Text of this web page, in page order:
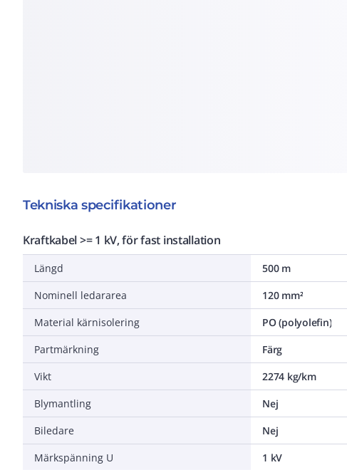
Tekniska specifikationer
Kraftkabel >= 1 kV, för fast installation
Längd
500 m
Nominell ledararea
120 mm²
Material kärnisolering
PO (polyolefin)
Partmärkning
Färg
Vikt
2274 kg/km
Blymantling
Nej
Biledare
Nej
Märkspänning U
1 kV